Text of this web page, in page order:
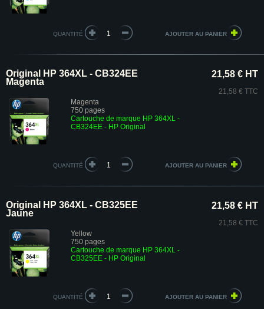
QUANTITÉ
Original HP 364XL - CB324EE
Magenta
Magenta
750 pages
Cartouche de marque HP 364XL -
CB324EE - HP Original
21,58 € HT
21,58 € TTC
QUANTITÉ
Original HP 364XL - CB325EE
Jaune
Yellow
750 pages
Cartouche de marque HP 364XL -
CB325EE - HP Original
21,58 € HT
21,58 € TTC
QUANTITÉ